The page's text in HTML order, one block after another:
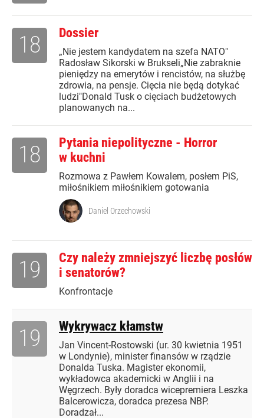
Dossier
„Nie jestem kandydatem na szefa NATO"
Radosław Sikorski w Brukseli„Nie zabraknie
pieniędzy na emerytów i rencistów, na służbę
zdrowia, na pensje. Cięcia nie będą dotykać
ludzi"Donald Tusk o cięciach budżetowych
planowanych na...
18
Pytania niepolityczne - Horror
w kuchni
Rozmowa z Pawłem Kowalem, posłem PiS,
miłośnikiem miłośnikiem gotowania
18
Daniel Orzechowski
Czy należy zmniejszyć liczbę posłów
i senatorów?
Konfrontacje
19
Wykrywacz kłamstw
Jan Vincent-Rostowski (ur. 30 kwietnia 1951
w Londynie), minister finansów w rządzie
Donalda Tuska. Magister ekonomii,
wykładowca akademicki w Anglii i na
Węgrzech. Były doradca wicepremiera Leszka
Balcerowicza, doradca prezesa NBP.
Doradzał...
19